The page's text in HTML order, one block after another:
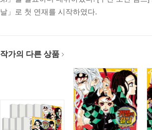
날」로 첫 연재를 시작하였다.
작가의 다른 상품